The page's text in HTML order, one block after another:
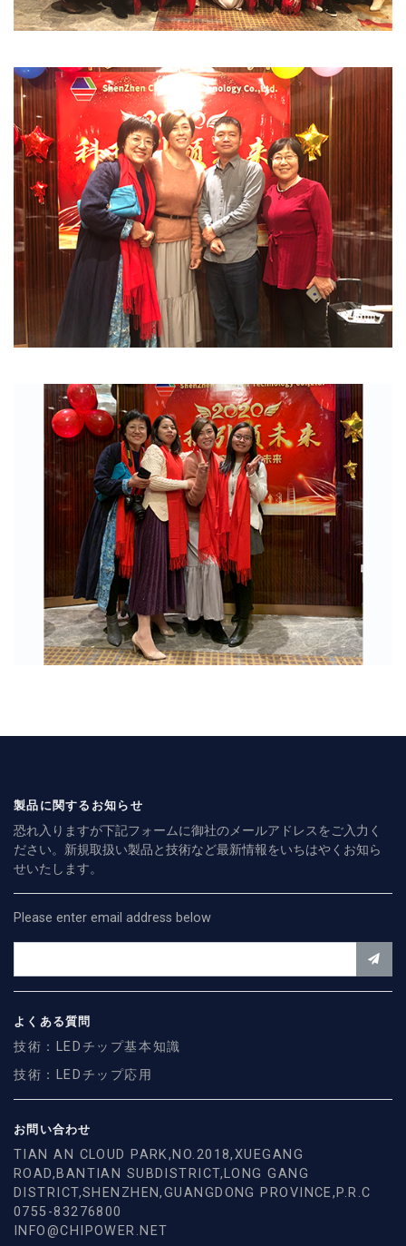
製品に関するお知らせ
恐れ入りますが下記フォームに御社のメールアドレスをご入力く
ださい。新規取扱い製品と技術など最新情報をいちはやくお知ら
せいたします。
Please enter email address below
よくある質問
技術：LEDチップ基本知識
技術：LEDチップ応用
お問い合わせ
TIAN AN CLOUD PARK,NO.2018,XUEGANG
ROAD,BANTIAN SUBDISTRICT,LONG GANG
DISTRICT,SHENZHEN,GUANGDONG PROVINCE,P.R.C
0755-83276800
INFO@CHIPOWER.NET